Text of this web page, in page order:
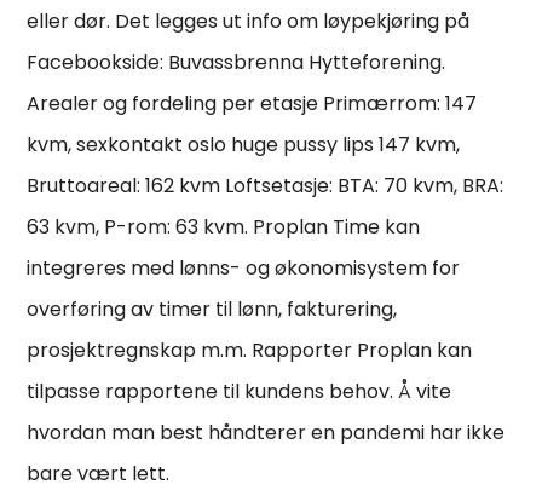
eller dør. Det legges ut info om løypekjøring på
Facebookside: Buvassbrenna Hytteforening.
Arealer og fordeling per etasje Primærrom: 147
kvm, sexkontakt oslo huge pussy lips 147 kvm,
Bruttoareal: 162 kvm Loftsetasje: BTA: 70 kvm, BRA:
63 kvm, P-rom: 63 kvm. Proplan Time kan
integreres med lønns- og økonomisystem for
overføring av timer til lønn, fakturering,
prosjektregnskap m.m. Rapporter Proplan kan
tilpasse rapportene til kundens behov. Å vite
hvordan man best håndterer en pandemi har ikke
bare vært lett.